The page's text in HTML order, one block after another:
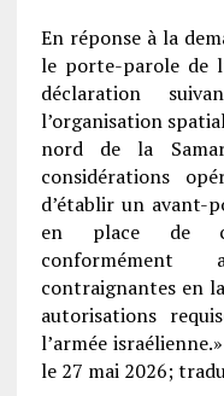
En réponse à la
le porte-parole de
déclaration
l’organisation
nord de la
considérations
d’établir un avant-
en place de
conformément
contraignantes en
autorisations
l’armée
le 27 mai 2026;